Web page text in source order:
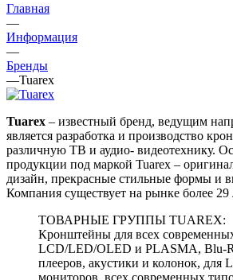
Главная
—
Информация
—
Бренды
—Tuarex
Tuarex – известный бренд, ведущим
является разработка и производство
различную ТВ и аудио- видеотехнику.
продукции под маркой Tuarex –
дизайн, прекрасные стильные формы и
Компания существует на рынке более 29
ТОВАРНЫЕ ГРУППЫ TUAREX:
Кронштейны для всех
LCD/LED/OLED и PLASMA, Blu-
плееров, акустики и колонок, для
мониторов, всех современных